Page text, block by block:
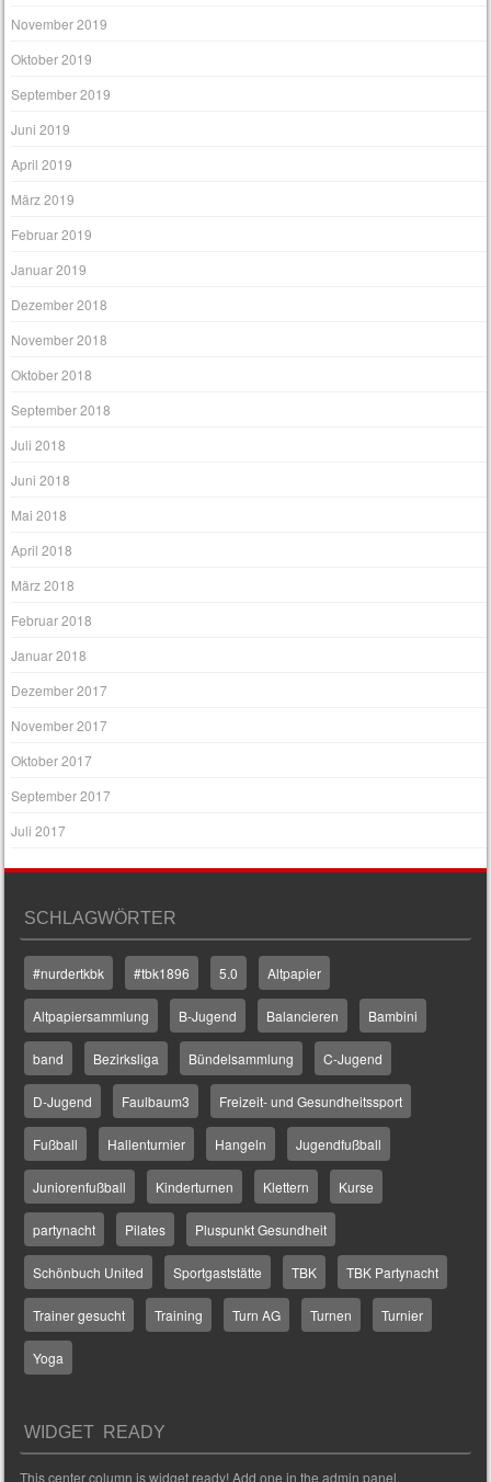
November 2019
Oktober 2019
September 2019
Juni 2019
April 2019
März 2019
Februar 2019
Januar 2019
Dezember 2018
November 2018
Oktober 2018
September 2018
Juli 2018
Juni 2018
Mai 2018
April 2018
März 2018
Februar 2018
Januar 2018
Dezember 2017
November 2017
Oktober 2017
September 2017
Juli 2017
SCHLAGWÖRTER
#nurdertkbk #tbk1896 5.0 Altpapier
Altpapiersammlung B-Jugend Balancieren Bambini
band Bezirksliga Bündelsammlung C-Jugend
D-Jugend Faulbaum3 Freizeit- und Gesundheitssport
Fußball Hallenturnier Hangeln Jugendfußball
Juniorenfußball Kinderturnen Klettern Kurse
partynacht Pilates Pluspunkt Gesundheit
Schönbuch United Sportgaststätte TBK TBK Partynacht
Trainer gesucht Training Turn AG Turnen Turnier
Yoga
WIDGET READY
This center column is widget ready! Add one in the admin panel.